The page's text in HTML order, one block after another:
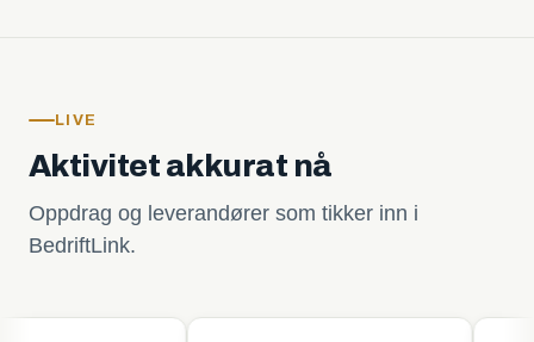
LIVE
Aktivitet akkurat nå
Oppdrag og leverandører som tikker inn i
BedriftLink.